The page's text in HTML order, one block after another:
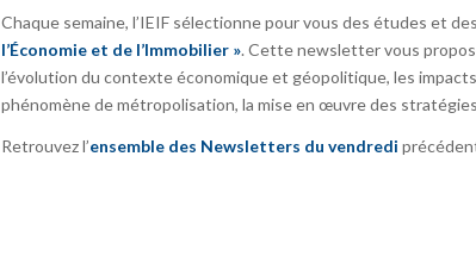
Chaque semaine, l’IEIF sélectionne pour vous des études et
l’Économie et de l’Immobilier ». Cette newsletter vous
l’évolution du contexte économique et géopolitique, les
phénomène de métropolisation, la mise en œuvre des
Retrouvez l’ensemble des Newsletters du vendredi